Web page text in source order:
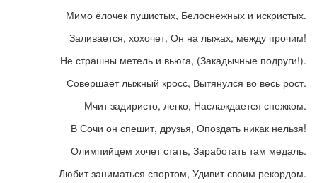
Мимо ёлочек пушистых, Белоснежных и искристых.
Заливается, хохочет, Он на лыжах, между прочим!
Не страшны метель и вьюга, (Закадычные подруги!).
Совершает лыжный кросс, Вытянулся во весь рост.
Мчит задиристо, легко, Наслаждается снежком.
В Сочи он спешит, друзья, Опоздать никак нельзя!
Олимпийцем хочет стать, Заработать там медаль.
Любит заниматься спортом, Удивит своим рекордом.